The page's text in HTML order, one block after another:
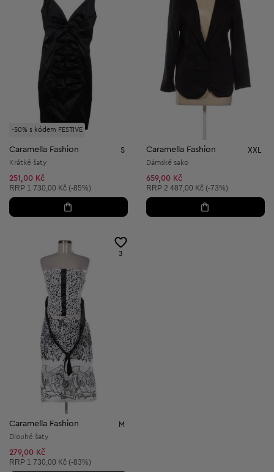
-50% s kódem FESTIVE
Caramella Fashion S
Krátké šaty
251,00 Kč
Doporučená cena:
RRP 1 730,00 Kč (-85%)
Caramella Fashion XXL
Dámské sako
659,00 Kč
Doporučená cena:
RRP 2 487,00 Kč (-73%)
3
Caramella Fashion M
Dlouhé šaty
279,00 Kč
Doporučená cena:
RRP 1 730,00 Kč (-83%)